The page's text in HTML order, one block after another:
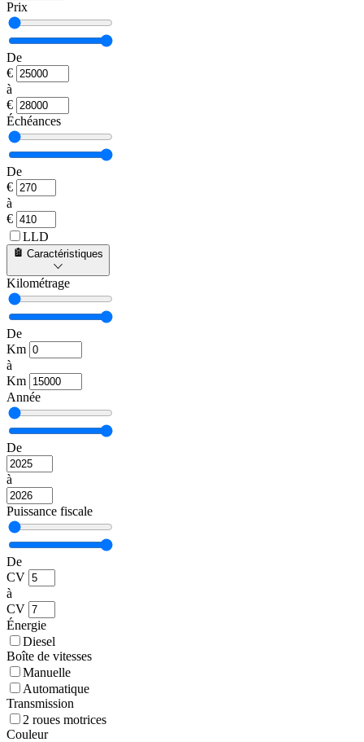
Prix
De
€
à
€
Échéances
De
€
à
€
LLD
Caractéristiques
Kilométrage
De
Km
à
Km
Année
De
à
Puissance fiscale
De
CV
à
CV
Énergie
Diesel
Boîte de vitesses
Manuelle
Automatique
Transmission
2 roues motrices
Couleur